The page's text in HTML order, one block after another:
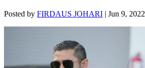
Posted by FIRDAUS JOHARI | Jun 9, 2022